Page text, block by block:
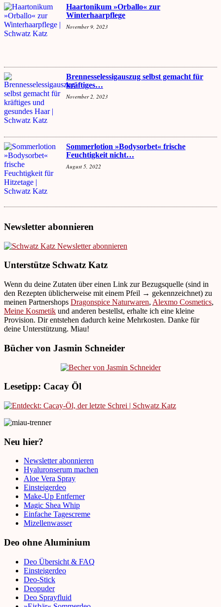
Haartonikum »Orballo« zur
Winterhaarpflege
November 9, 2023
Brennesselessigauszug selbst gemacht für
kräftiges…
November 2, 2023
Sommerlotion »Bodysorbet« frische
Feuchtigkeit nicht…
August 5, 2022
Newsletter abonnieren
Unterstütze Schwatz Katz
Wenn du deine Zutaten über einen Link zur Bezugsquelle (sind in
den Rezepten üblicherweise mit einem Pfeil → gekennzeichnet) zu
meinen Partnershops Dragonspice Naturwaren, Alexmo Cosmetics,
Meine Kosmetik und anderen bestellst, erhalte ich eine kleine
Provision. Dir entstehen dadurch keine Mehrkosten. Danke für
deine Unterstützung. Miau!
Bücher von Jasmin Schneider
Lesetipp: Cacay Öl
Neu hier?
Newsletter abonnieren
Hyaluronserum machen
Aloe Vera Spray
Einsteigerdeo
Make-Up Entferner
Magic Shea Whip
Einfache Tagescreme
Mizellenwasser
Deo ohne Aluminium
Deo Übersicht & FAQ
Einsteigerdeo
Deo-Stick
Deopuder
Deo Sprayfluid